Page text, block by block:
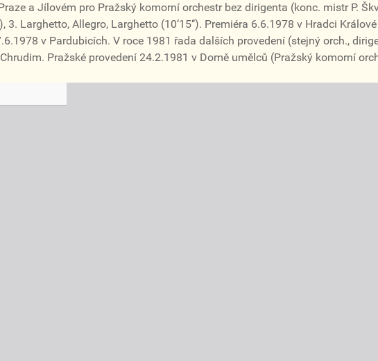
a Jílovém pro Pražský komorní orchestr bez dirigenta (konc. mistr P.
3. Larghetto, Allegro, Larghetto (10‘15‘‘). Premiéra 6.6.1978 v Hradci
v Pardubicích. V roce 1981 řada dalších provedení (stejný orch.,
Pražské provedení 24.2.1981 v Domě umělců (Pražský komorní